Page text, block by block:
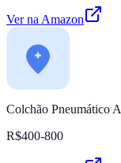
Ver na Amazon
Colchão Pneumático
R$400-800